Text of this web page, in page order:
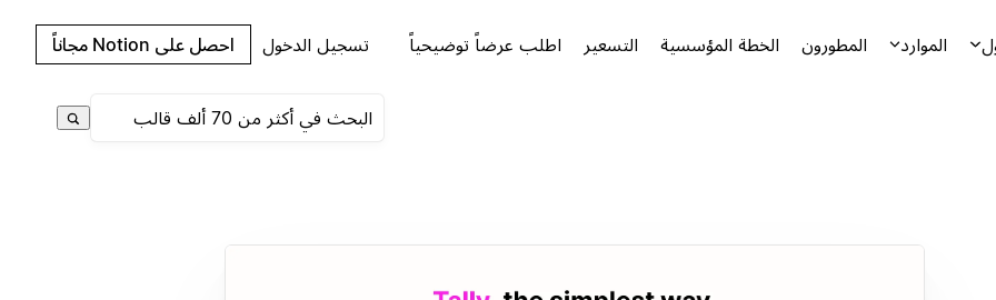
الموارد المطورون الخطة المؤسسية التسعير اطلب عرضاً توضيحياً تسجيل الدخول احصل على Notion مجاناً